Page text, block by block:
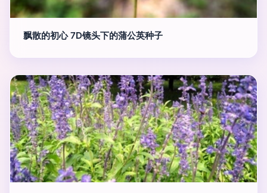
飘散的初心 7D镜头下的蒲公英种子